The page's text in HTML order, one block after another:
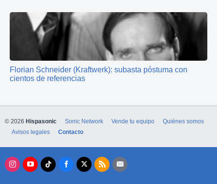
Florian Schneider (Kraftwerk): subasta póstuma con
cientos de referencias
© 2026 Hispasonic Sonic Network Vende tu equipo
Quiénes somos
Avisos legales
Contacto